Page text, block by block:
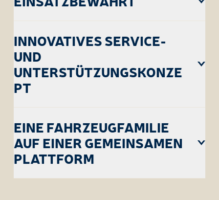
INNOVATIVES SERVICE-
UND
UNTERSTÜTZUNGSKONZE
PT
EINE FAHRZEUGFAMILIE
AUF EINER GEMEINSAMEN
PLATTFORM